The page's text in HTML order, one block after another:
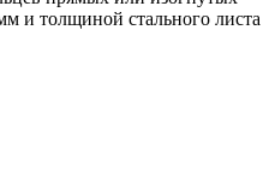
и толщиной стального листа